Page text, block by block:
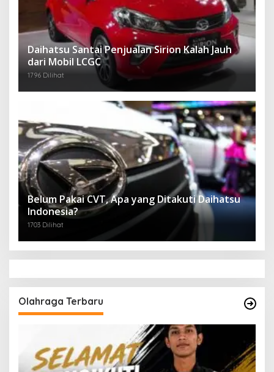
Daihatsu Santai Penjualan Sirion Kalah Jauh
dari Mobil LCGC
1796 Dilihat
Belum Pakai CVT, Apa yang Ditakuti Daihatsu
Indonesia?
1703 Dilihat
Olahraga Terbaru